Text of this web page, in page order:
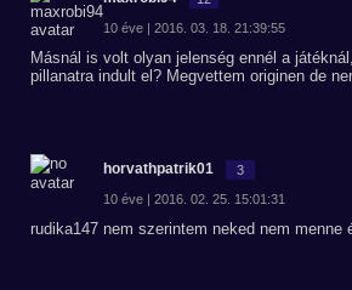
10 éve | 2016. 03. 18. 21:39:55
Másnál is volt olyan jelenség ennél a
pillanatra indult el? Megvettem originen de
horvathpatrik01 3
10 éve | 2016. 02. 25. 15:01:31
rudika147 nem szerintem neked nem menne